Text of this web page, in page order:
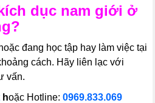
dục nam giới ở
đang học tập hay làm việc tại
cách. Hãy liên lạc với
vấn.
hoặc Hotline: 0969.833.069